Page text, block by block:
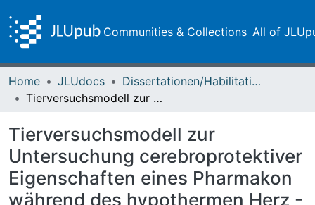
Communities & Collections All of
Home JLUdocs
Dissertationen/Habilitationen
Tierversuchsmodell zur Untersuchung cerebroprotektiver Eigenschaften eines Pharmakon während des hypothermen Herz - Kreislauf - Stillstandes, am Beispiel des Nimotop®S
Tierversuchsmodell zur
Untersuchung cerebroprotektiver
Eigenschaften eines Pharmakon
während des hypothermen Herz -